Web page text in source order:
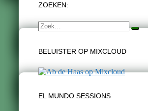
ZOEKEN:
Zoek
naar:
BELUISTER OP MIXCLOUD
EL MUNDO SESSIONS